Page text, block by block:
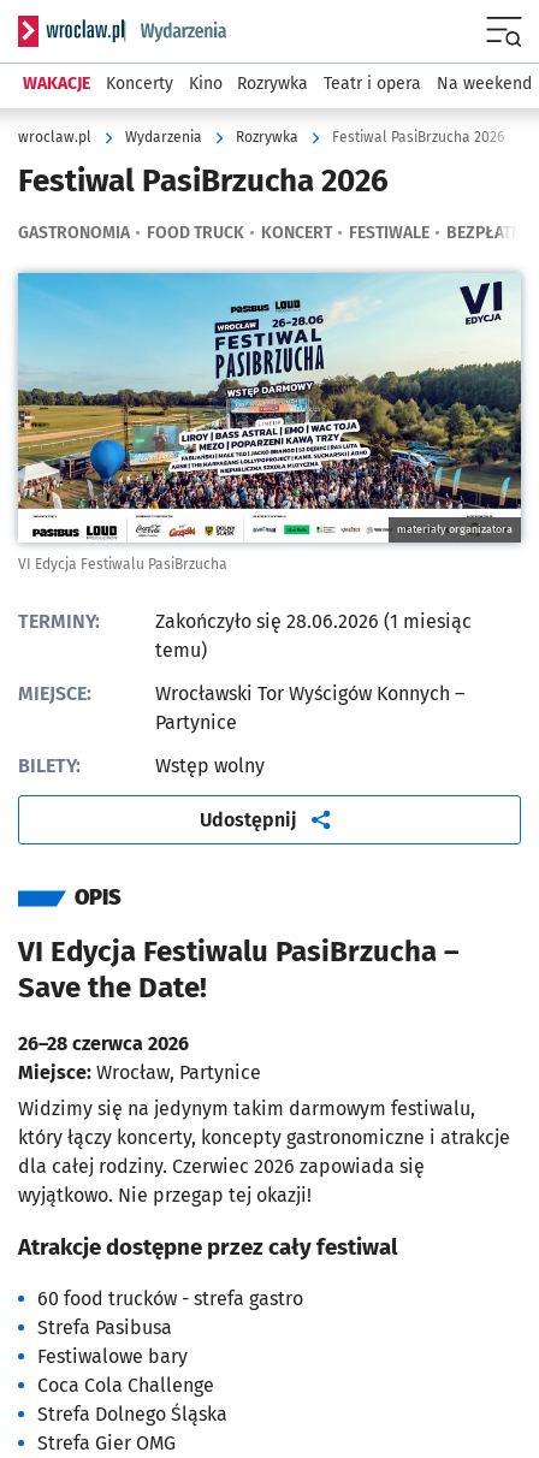
Serwis informacyjny wroclaw.pl podserwis: Wydarzenia
WAKACJE Koncerty Kino Rozrywka Teatr i opera Na weekend
wroclaw.pl Wydarzenia Rozrywka Festiwal PasiBrzucha 2026
Festiwal PasiBrzucha 2026
GASTRONOMIA FOOD TRUCK KONCERT FESTIWALE BEZPŁATNE
Kliknij, aby powiększyć
materiały organizatora
VI Edycja Festiwalu PasiBrzucha
TERMINY:
Zakończyło się 28.06.2026 (1 miesiąc
temu)
MIEJSCE:
Wrocławski Tor Wyścigów Konnych –
Partynice
BILETY:
Wstęp wolny
Udostępnij artykuł
OPIS
VI Edycja Festiwalu PasiBrzucha –
Save the Date!
26–28 czerwca 2026
Miejsce: Wrocław, Partynice
Widzimy się na jedynym takim darmowym festiwalu,
który łączy koncerty, koncepty gastronomiczne i atrakcje
dla całej rodziny. Czerwiec 2026 zapowiada się
wyjątkowo. Nie przegap tej okazji!
Atrakcje dostępne przez cały festiwal
60 food trucków - strefa gastro
Strefa Pasibusa
Festiwalowe bary
Coca Cola Challenge
Strefa Dolnego Śląska
Strefa Gier OMG